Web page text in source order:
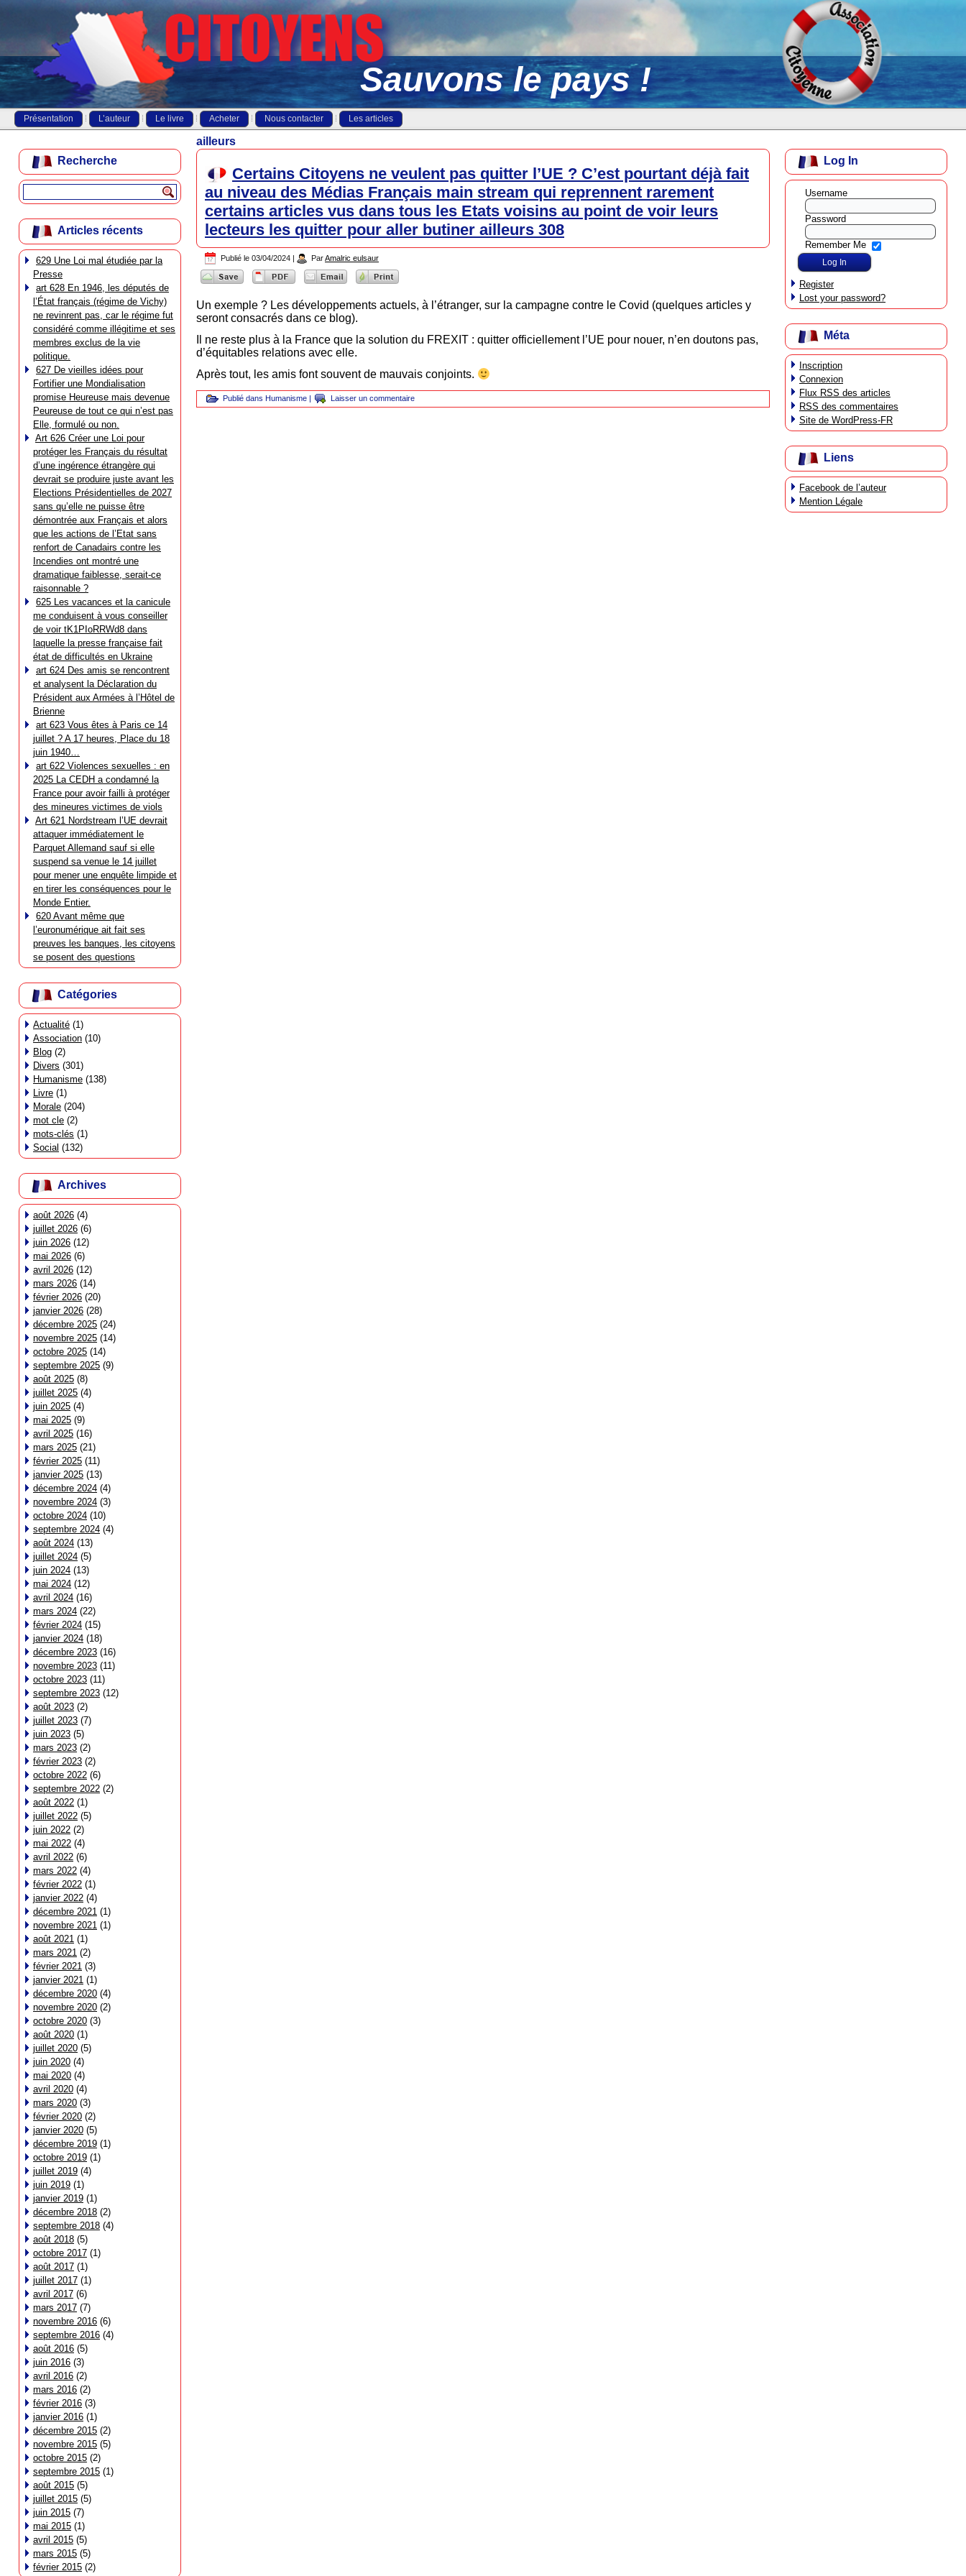
Sauvons le pays !
Présentation L’auteur Le livre Acheter Nous contacter Les articles
Recherche
Articles récents
629 Une Loi mal étudiée par la
Presse
art 628 En 1946, les députés de
l’État français (régime de Vichy)
ne revinrent pas, car le régime fut
considéré comme illégitime et ses
membres exclus de la vie
politique.
627 De vieilles idées pour
Fortifier une Mondialisation
promise Heureuse mais devenue
Peureuse de tout ce qui n’est pas
Elle, formulé ou non.
Art 626 Créer une Loi pour
protéger les Français du résultat
d’une ingérence étrangère qui
devrait se produire juste avant les
Elections Présidentielles de 2027
sans qu’elle ne puisse être
démontrée aux Français et alors
que les actions de l’Etat sans
renfort de Canadairs contre les
Incendies ont montré une
dramatique faiblesse, serait-ce
raisonnable ?
625 Les vacances et la canicule
me conduisent à vous conseiller
de voir tK1PIoRRWd8 dans
laquelle la presse française fait
état de difficultés en Ukraine
art 624 Des amis se rencontrent
et analysent la Déclaration du
Président aux Armées à l’Hôtel de
Brienne
art 623 Vous êtes à Paris ce 14
juillet ? A 17 heures, Place du 18
juin 1940…
art 622 Violences sexuelles : en
2025 La CEDH a condamné la
France pour avoir failli à protéger
des mineures victimes de viols
Art 621 Nordstream l’UE devrait
attaquer immédiatement le
Parquet Allemand sauf si elle
suspend sa venue le 14 juillet
pour mener une enquête limpide et
en tirer les conséquences pour le
Monde Entier.
620 Avant même que
l’euronumérique ait fait ses
preuves les banques, les citoyens
se posent des questions
Catégories
Actualité (1)
Association (10)
Blog (2)
Divers (301)
Humanisme (138)
Livre (1)
Morale (204)
mot cle (2)
mots-clés (1)
Social (132)
Archives
août 2026 (4)
juillet 2026 (6)
juin 2026 (12)
mai 2026 (6)
avril 2026 (12)
mars 2026 (14)
février 2026 (20)
janvier 2026 (28)
décembre 2025 (24)
novembre 2025 (14)
octobre 2025 (14)
septembre 2025 (9)
août 2025 (8)
juillet 2025 (4)
juin 2025 (4)
mai 2025 (9)
avril 2025 (16)
mars 2025 (21)
février 2025 (11)
janvier 2025 (13)
décembre 2024 (4)
novembre 2024 (3)
octobre 2024 (10)
septembre 2024 (4)
août 2024 (13)
juillet 2024 (5)
juin 2024 (13)
mai 2024 (12)
avril 2024 (16)
mars 2024 (22)
février 2024 (15)
janvier 2024 (18)
décembre 2023 (16)
novembre 2023 (11)
octobre 2023 (11)
septembre 2023 (12)
août 2023 (2)
juillet 2023 (7)
juin 2023 (5)
mars 2023 (2)
février 2023 (2)
octobre 2022 (6)
septembre 2022 (2)
août 2022 (1)
juillet 2022 (5)
juin 2022 (2)
mai 2022 (4)
avril 2022 (6)
mars 2022 (4)
février 2022 (1)
janvier 2022 (4)
décembre 2021 (1)
novembre 2021 (1)
août 2021 (1)
mars 2021 (2)
février 2021 (3)
janvier 2021 (1)
décembre 2020 (4)
novembre 2020 (2)
octobre 2020 (3)
août 2020 (1)
juillet 2020 (5)
juin 2020 (4)
mai 2020 (4)
avril 2020 (4)
mars 2020 (3)
février 2020 (2)
janvier 2020 (5)
décembre 2019 (1)
octobre 2019 (1)
juillet 2019 (4)
juin 2019 (1)
janvier 2019 (1)
décembre 2018 (2)
septembre 2018 (4)
août 2018 (5)
octobre 2017 (1)
août 2017 (1)
juillet 2017 (1)
avril 2017 (6)
mars 2017 (7)
novembre 2016 (6)
septembre 2016 (4)
août 2016 (5)
juin 2016 (3)
avril 2016 (2)
mars 2016 (2)
février 2016 (3)
janvier 2016 (1)
décembre 2015 (2)
novembre 2015 (5)
octobre 2015 (2)
septembre 2015 (1)
août 2015 (5)
juillet 2015 (5)
juin 2015 (7)
mai 2015 (1)
avril 2015 (5)
mars 2015 (5)
février 2015 (2)
ailleurs
Certains Citoyens ne veulent pas quitter l’UE ? C’est pourtant déjà fait
au niveau des Médias Français main stream qui reprennent rarement
certains articles vus dans tous les Etats voisins au point de voir leurs
lecteurs les quitter pour aller butiner ailleurs 308
Publié le 03/04/2024 | ParAmalric eulsaur
Un exemple ? Les développements actuels, à l’étranger, sur la campagne contre le Covid (quelques articles y
seront consacrés dans ce blog).
Il ne reste plus à la France que la solution du FREXIT : quitter officiellement l’UE pour nouer, n’en doutons pas,
d’équitables relations avec elle.
Après tout, les amis font souvent de mauvais conjoints.
Publié dans Humanisme | Laisser un commentaire
Log In
Username
Password
Remember Me
Register
Lost your password?
Méta
Inscription
Connexion
Flux RSS des articles
RSS des commentaires
Site de WordPress-FR
Liens
Facebook de l’auteur
Mention Légale